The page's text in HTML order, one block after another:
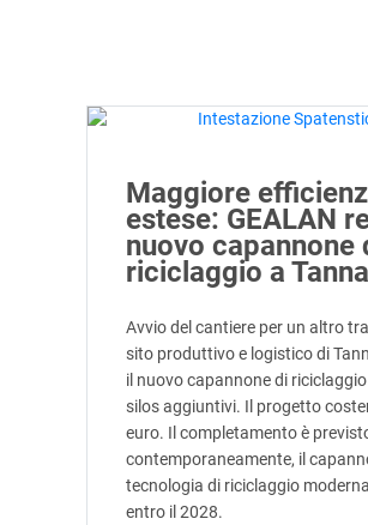
Maggiore
estese: GEALAN
nuovo capannone
riciclaggio a Tanna
Avvio del cantiere per un altro
sito produttivo e logistico di
il nuovo capannone di
silos aggiuntivi. Il progetto
euro. Il completamento è
contemporaneamente, il
tecnologia di riciclaggio
entro il 2028.